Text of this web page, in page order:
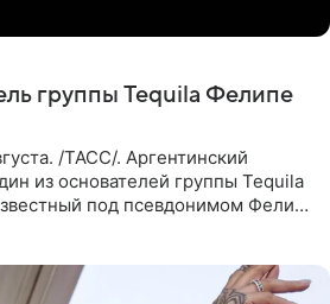
группы Tequila Фелипе
/ТАСС/. Аргентинский
из основателей группы Tequila
под псевдонимом Фелипе